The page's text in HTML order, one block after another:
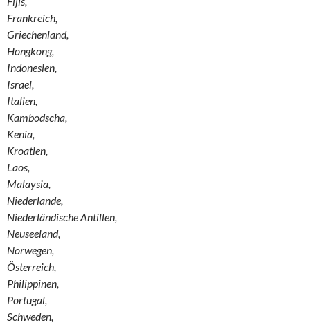
Frankreich,
Griechenland,
Hongkong,
Indonesien,
Israel,
Italien,
Kambodscha,
Kenia,
Kroatien,
Laos,
Malaysia,
Niederlande,
Niederländische Antillen,
Neuseeland,
Norwegen,
Österreich,
Philippinen,
Portugal,
Schweden,